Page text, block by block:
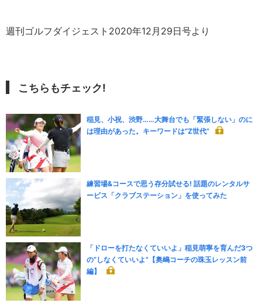
週刊ゴルフダイジェスト2020年12月29日号より
こちらもチェック!
稲見、小祝、渋野……大舞台でも「緊張しない」のに
は理由があった。キーワードは“Z世代”
練習場&コースで思う存分試せる! 話題のレンタルサ
ービス「クラブステーション」を使ってみた
「ドローを打たなくていいよ」稲見萌寧を育んだ3つ
の“しなくていいよ”【奥嶋コーチの珠玉レッスン前
編】